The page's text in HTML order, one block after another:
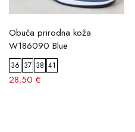
Obuća prirodna koža
W186090 Blue
36 37 38 41
28.50 €